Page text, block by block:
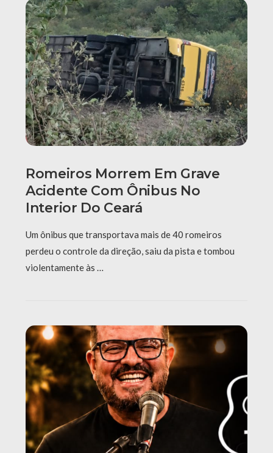
Romeiros Morrem Em Grave
Acidente Com Ônibus No
Interior Do Ceará
Um ônibus que transportava mais de 40 romeiros
perdeu o controle da direção, saiu da pista e tombou
violentamente às …